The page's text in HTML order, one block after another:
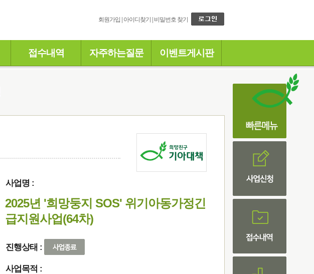
회원가입 아이디찾기 비밀번호 찾기
접수내역 자주하는질문 이벤트게시판
사업명 :
2025년 '희망둥지 SOS' 위기아동가정긴
급지원사업(64차)
진행상태 :
사업목적 :